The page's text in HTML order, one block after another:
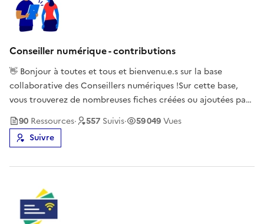
Conseiller numérique - contributions
👋 Bonjour à toutes et tous et bienvenu.e.s sur la base
collaborative des Conseillers numériques !Sur cette base,
vous trouverez de nombreuses fiches créées ou ajoutées par
des conseillers numériques.🤝 Cet espace se veut collaboratif
: chacun.e est libre d'y ajouter les fiches qu'il ou elle a créée
90 Ressources· 557 Suivis· 59 049Vues
Suivre